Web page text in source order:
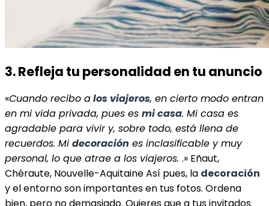
3. Refleja tu personalidad en tu anuncio
«Cuando recibo alos viajeros, en cierto modo entran
en mi vida privada, pues es mi casa. Mi casa es
agradable para vivir y, sobre todo, está llena de
recuerdos. Mi decoración es inclasificable y muy
personal, lo que atrae a los viajeros. .» Eñaut,
Chéraute, Nouvelle-Aquitaine Así pues, la decoración
y el entorno son importantes en tus fotos. Ordena